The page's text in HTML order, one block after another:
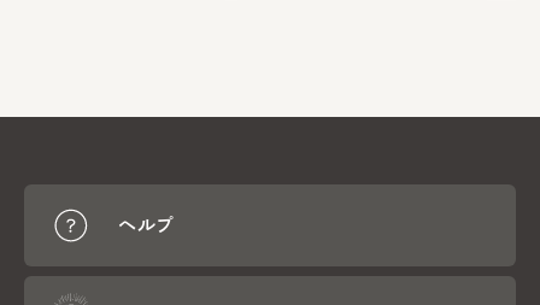
ヘルプ